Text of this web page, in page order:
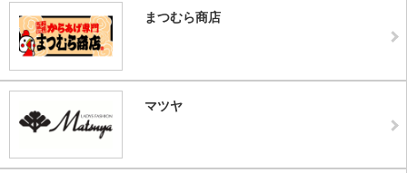
まつむら商店
マツヤ